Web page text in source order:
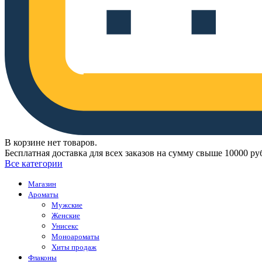
В корзине нет товаров.
Бесплатная доставка для всех заказов на сумму свыше 10000
Все категории
Магазин
Ароматы
Мужские
Женские
Унисекс
Моноароматы
Хиты продаж
Флаконы